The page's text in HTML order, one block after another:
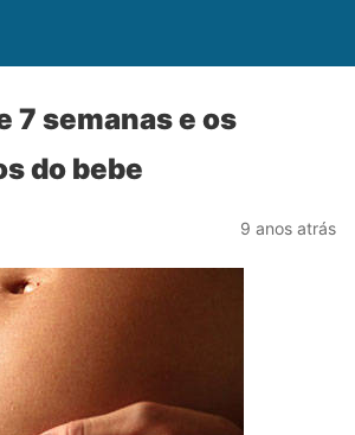
7 semanas e os
do bebe
9 anos atrás